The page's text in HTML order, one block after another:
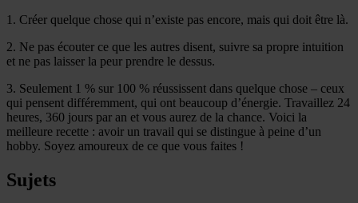
1. Créer quelque chose qui n’existe pas encore, mais qui doit être là.
2. Ne pas écouter ce que les autres disent, suivre sa propre intuition
et ne pas laisser la peur prendre le dessus.
3. Seulement 1 % sur 100 % réussissent dans quelque chose – ceux
qui pensent différemment, qui ont beaucoup d’énergie. Travaillez 24
heures, 360 jours par an et vous aurez de la chance. Voici la
meilleure recette : avoir un travail qui se distingue à peine d’un
hobby. Soyez amoureux de ce que vous faites !
Sujets